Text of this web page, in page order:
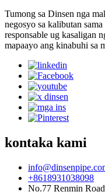
Tumong sa Dinsen nga
negosyo sa kalibutan
responsable ug kasaligan
mapaayo ang kinabuhi sa
kontaka kami
+8618931038098
No.77 Renmin